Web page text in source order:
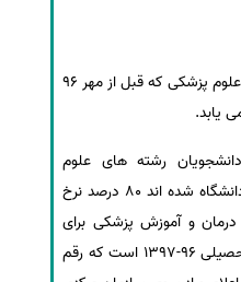
شهریه ثابت : دانشجویان رشته علوم پزشکی که قبل از مهر 96
یابد.
رشته های علوم
پزشکی که قبل از مهر 96 وارد دانشگاه شده اند 80 درصد نرخ
و آموزش پزشکی برای
رشته های خودگردان در سال تحصیلی 96-1397 است که رقم